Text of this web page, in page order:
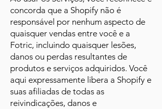
concorda que a Shopify não é
responsável por nenhum aspecto de
quaisquer vendas entre você e a
Fotric, incluindo quaisquer lesões,
danos ou perdas resultantes de
produtos e serviços adquiridos. Você
aqui expressamente libera a Shopify e
suas afiliadas de todas as
reivindicações, danos e